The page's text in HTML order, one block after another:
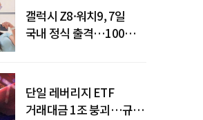
갤럭시 Z8·워치9, 7일
국내 정식 출격…100개국
단일 레버리지 ETF
거래대금 1조 붕괴…규제